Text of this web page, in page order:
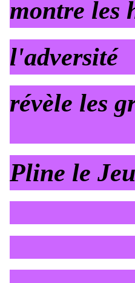
montre les
l'adversité
révèle les
Pline le